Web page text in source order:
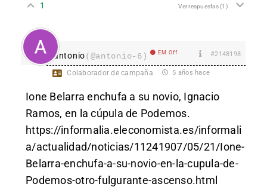
1 Ver respuestas(1)
antonio(@antonio-6) EM Off #2148198
Colaborador de campaña 5 años hace
Ione Belarra enchufa a su novio, Ignacio
Ramos, en la cúpula de Podemos.
https://informalia.eleconomista.es/informali
a/actualidad/noticias/11241907/05/21/Ione-
Belarra-enchufa-a-su-novio-en-la-cupula-de-
Podemos-otro-fulgurante-ascenso.html